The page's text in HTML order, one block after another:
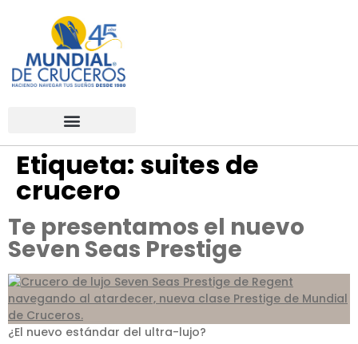
Etiqueta: suites de
crucero
Te presentamos el nuevo
Seven Seas Prestige
¿El nuevo estándar del ultra-lujo?